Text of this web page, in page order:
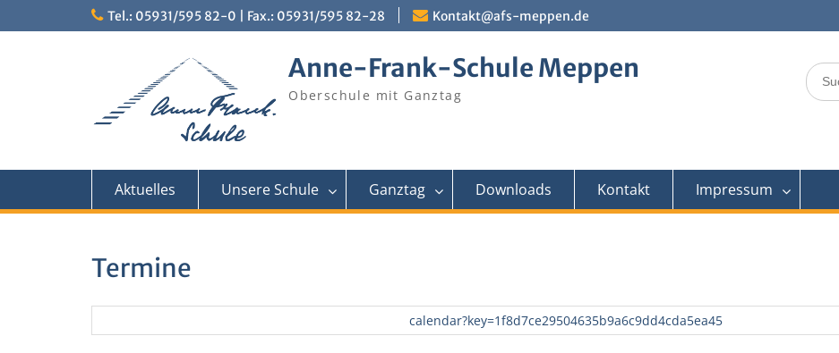
to
Tel.: 05931/595 82-0 | Fax.: 05931/595 82-28 Kontakt@afs-meppen.de
Anne-Frank-Schule Meppen
Oberschule mit Ganztag
Search
for:
Aktuelles Unsere Schule Ganztag Downloads Kontakt Impressum
Termine
calendar?key=1f8d7ce29504635b9a6c9dd4cda5ea45